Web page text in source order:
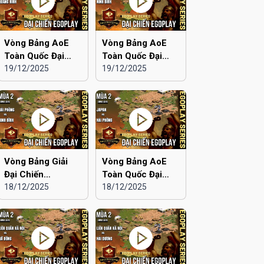
Vòng Bảng AoE
Toàn Quốc Đại
Chiến EGOPLAY
mùa 2 | Aoe Đam
Mê vs Quảng Ninh
19/12/2025
Vòng Bảng AoE
Toàn Quốc Đại
Chiến EGOPLAY
mùa 2 | Japan vs
Ninh Bình
19/12/2025
Vòng Bảng Giải
Đại Chiến
EGOPLAY mùa 2 |
Hải Phòng vs Ninh
Bình
18/12/2025
Vòng Bảng AoE
Toàn Quốc Đại
Chiến EGOPLAY
mùa 2 | Japan vs
Hải Phòng
18/12/2025